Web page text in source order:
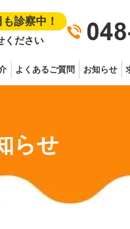
診察中！
ください
よくあるご質問 お知らせ
らせ